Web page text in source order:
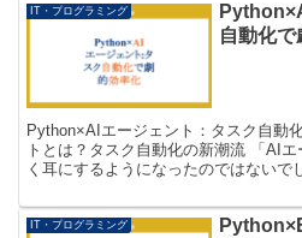
IT・プログラミング
自動化
Python×AIエージェント：タスク自動
トとは？タスク自動化の新潮流 「AI
く耳にするようになったのではないで
IT・プログラミング